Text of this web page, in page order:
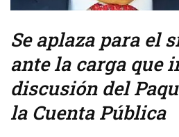
Se aplaza para el
ante la carga que
discusión del
la Cuenta Pública